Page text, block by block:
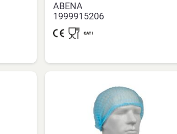
ABENA
1999915206